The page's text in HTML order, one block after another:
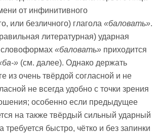
от инфинитивного
или безличного) глагола «баловать».
литературная) ударная
словоформах «баловать» приходится
» (см. далее). Однако держать
из очень твёрдой согласной и не
не всегда удобно с точки зрения
особенно если предыдущее
на также твёрдый сильный ударный
требуется быстро, чётко и без запинки